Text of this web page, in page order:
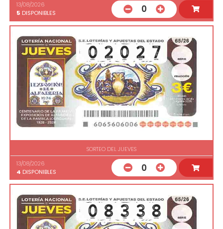
13/08/2026
5 DISPONIBLES 0
SORTEO DEL JUEVES
13/08/2026
4 DISPONIBLES 0